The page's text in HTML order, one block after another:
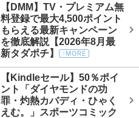
【DMM】TV・プレミアム無
料登録で最大4,500ポイント
もらえる最新キャンペーン
を徹底解説【2026年8月最
新タダポチ】
【Kindleセール】50％ポイ
ント「ダイヤモンドの功
罪・灼熱カバディ・ひゃく
えむ。」スポーツコミック